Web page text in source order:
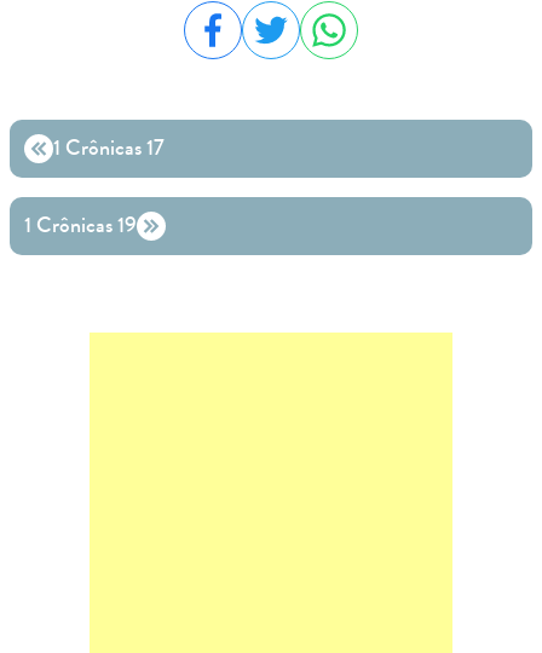
Compartilhar no Facebook
Compartilhar no Twitter
Compartilhar no
1 Crônicas 17
1 Crônicas 19